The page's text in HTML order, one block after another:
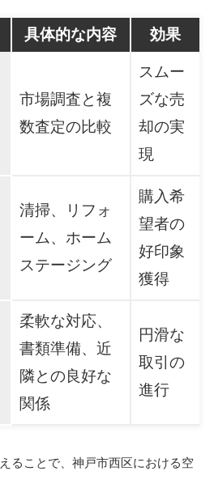
具体的な内容 効果
市場調査と複
数査定の比較
スムー
ズな売
却の実
現
清掃、リフォ
ーム、ホーム
ステージング
購入希
望者の
好印象
獲得
柔軟な対応、
書類準備、近
隣との良好な
関係
円滑な
取引の
進行
ることで、神戸市西区における空